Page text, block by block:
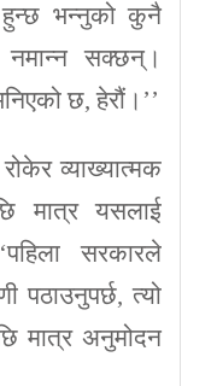
हुन्छ भन्नुको कुनै
सक्छन्।
छ, हेरौं।’’
व्याख्यात्मक
मात्र यसलाई
सरकारले
पठाउनुपर्छ, त्यो
मात्र अनुमोदन